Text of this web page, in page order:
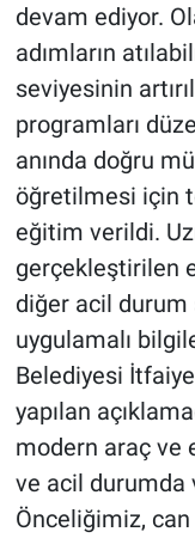
devam ediyor.
adımların
seviyesinin
programları
anında doğru
öğretilmesi için
eğitim verildi.
gerçekleştirilen
diğer acil durum
uygulamalı
Belediyesi
yapılan
modern araç ve
ve acil durumda
Önceliğimiz,